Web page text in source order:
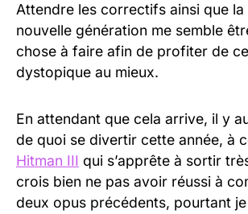
Attendre les correctifs ainsi que la
nouvelle génération me semble
chose à faire afin de profiter de
dystopique au mieux.
En attendant que cela arrive, il y
de quoi se divertir cette année, à
Hitman III qui s’apprête à sortir
crois bien ne pas avoir réussi à
deux opus précédents, pourtant